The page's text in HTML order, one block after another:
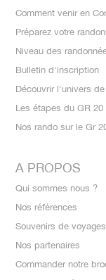
Comment venir en
Préparez votre
Niveau des
Bulletin d'inscription
Découvrir l'univers
Les étapes du GR 20
Nos rando sur le Gr
A PROPOS
Qui sommes nous ?
Nos références
Souvenirs de voyages
Nos partenaires
Commander notre